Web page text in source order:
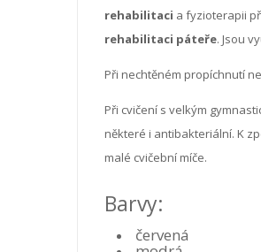
rehabilitaci a fyzioterapii
rehabilitaci páteře. Jsou
Při nechtěném propíchnutí
Při cvičení s velkým
některé i antibakteriální. K
malé cvičební míče.
Barvy:
červená